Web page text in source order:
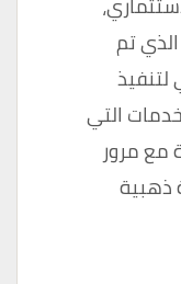
تم
التي
مع مرور
ذهبية